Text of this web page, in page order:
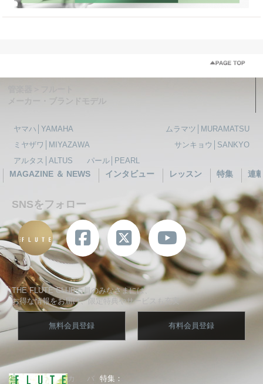
ヤマハ│YAMAHA
ムラマツ│MURAMATSU
ミヤザワ│MIYAZAWA
サンキョウ│SANKYO
アルタス│ALTUS
パール│PEARL
MAGAZINE ＆ NEWS インタビュー レッスン 特集 連
SNSをフォロー
THE FLUTE CLUB会員のみなさまには、
お得な情報をお届け、限定特典やサービスも充実
無料会員登録 有料会員登録
特集：
カバ